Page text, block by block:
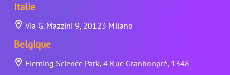
Italie
Via G. Mazzini 9, 20123 Milano
Belgique
Fleming Science Park, 4 Rue Granbonpré, 1348 –